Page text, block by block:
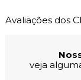
Avaliações dos
veja